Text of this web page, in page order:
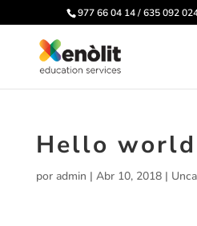
977 66 04 14 / 635 092
Hello
por admin | Abr 10, 2018|